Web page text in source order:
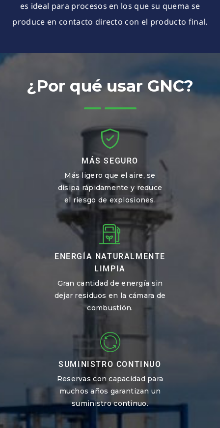
es ideal para procesos en los que su quema se
produce en contacto directo con el producto final.
¿Por qué usar GNC?
MÁS SEGURO
Más ligero que el aire, se
disipa rápidamente y reduce
el riesgo de explosiones.
ENERGÍA NATURALMENTE
LIMPIA
Gran cantidad de energía sin
dejar residuos en la cámara de
combustión.
SUMINISTRO CONTINUO
Reservas con capacidad para
muchos años garantizan un
suministro continuo.